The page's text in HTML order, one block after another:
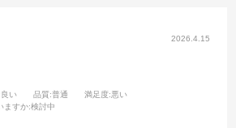
2026.4.15
:良い 品質:普通 満足度:悪い
ますか:検討中